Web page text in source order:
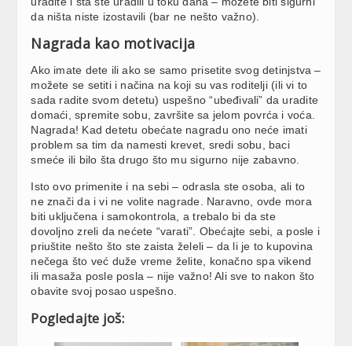
da ništa niste izostavili (bar ne nešto važno).
Nagrada kao motivacija
Ako imate dete ili ako se samo prisetite svog detinjstva –
možete se setiti i načina na koji su vas roditelji (ili vi to
sada radite svom detetu) uspešno “ubeđivali” da uradite
domaći, spremite sobu, završite sa jelom povrća i voća.
Nagrada! Kad detetu obećate nagradu ono neće imati
problem sa tim da namesti krevet, sredi sobu, baci
smeće ili bilo šta drugo što mu sigurno nije zabavno.
Isto ovo primenite i na sebi – odrasla ste osoba, ali to
ne znači da i vi ne volite nagrade. Naravno, ovde mora
biti uključena i samokontrola, a trebalo bi da ste
dovoljno zreli da nećete “varati”. Obećajte sebi, a posle i
priuštite nešto što ste zaista želeli – da li je to kupovina
nečega što već duže vreme želite, konačno spa vikend
ili masaža posle posla – nije važno! Ali sve to nakon što
obavite svoj posao uspešno.
Pogledajte još: